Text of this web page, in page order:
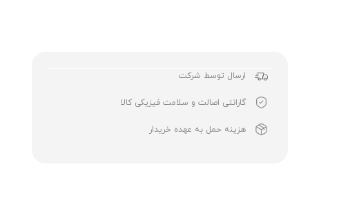
ارسال توسط شرکت
گارانتی اصالت و سلامت فیزیکی کالا
هزینه حمل به عهده خریدار